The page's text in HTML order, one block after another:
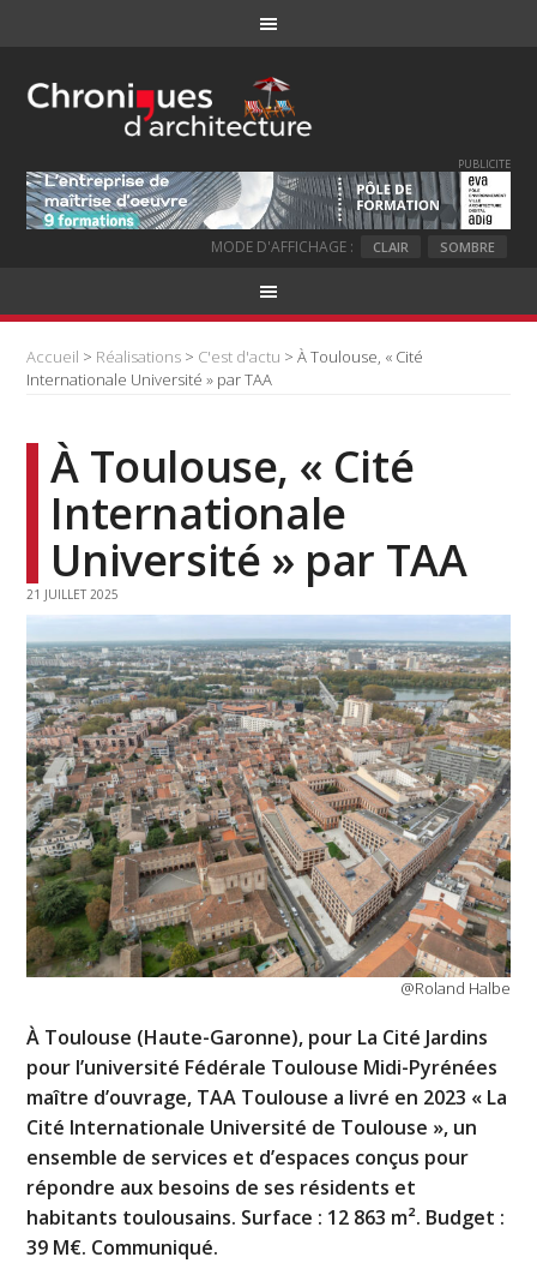
PUBLICITE
MODE D'AFFICHAGE : CLAIR SOMBRE
Accueil > Réalisations > C'est d'actu > À Toulouse, « Cité
Internationale Université » par TAA
À Toulouse, « Cité
Internationale
Université » par TAA
21 JUILLET 2025
@Roland Halbe
À Toulouse (Haute-Garonne), pour La Cité Jardins
pour l’université Fédérale Toulouse Midi-Pyrénées
maître d’ouvrage, TAA Toulouse a livré en 2023 « La
Cité Internationale Université de Toulouse », un
ensemble de services et d’espaces conçus pour
répondre aux besoins de ses résidents et
habitants toulousains. Surface : 12 863 m². Budget :
39 M€. Communiqué.